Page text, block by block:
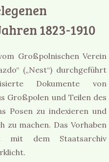
1823-1910
Großpolnischen Verein
(„Nest“) durchgeführt
Dokumente von
Großpolen und Teilen des
Posen zu indexieren und
zu machen. Das Vorhaben
mit dem Staatsarchiv